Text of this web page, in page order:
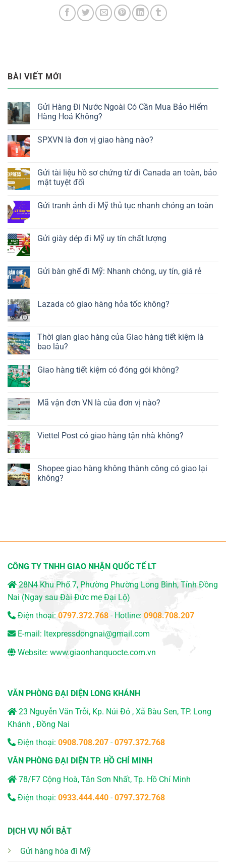
BÀI VIẾT MỚI
Gửi Hàng Đi Nước Ngoài Có Cần Mua Bảo Hiểm
Hàng Hoá Không?
SPXVN là đơn vị giao hàng nào?
Gửi tài liệu hồ sơ chứng từ đi Canada an toàn, bảo
mật tuyệt đối
Gửi tranh ảnh đi Mỹ thủ tục nhanh chóng an toàn
Gửi giày dép đi Mỹ uy tín chất lượng
Gửi bàn ghế đi Mỹ: Nhanh chóng, uy tín, giá rẻ
Lazada có giao hàng hỏa tốc không?
Thời gian giao hàng của Giao hàng tiết kiệm là
bao lâu?
Giao hàng tiết kiệm có đóng gói không?
Mã vận đơn VN là của đơn vị nào?
Viettel Post có giao hàng tận nhà không?
Shopee giao hàng không thành công có giao lại
không?
CÔNG TY TNHH GIAO NHẬN QUỐC TẾ LT
28N4 Khu Phố 7, Phường Phường Long Bình, Tỉnh Đồng
Nai (Ngay sau Đài Đức mẹ Đại Lộ)
Điện thoại: 0797.372.768 - Hotline: 0908.708.207
E-mail: ltexpressdongnai@gmail.com
Website: www.giaonhanquocte.com.vn
VĂN PHÒNG ĐẠI DIỆN LONG KHÁNH
23 Nguyễn Văn Trỗi, Kp. Núi Đỏ , Xã Bàu Sen, TP. Long
Khánh , Đồng Nai
Điện thoại: 0908.708.207 -0797.372.768
VĂN PHÒNG ĐẠI DIỆN TP. HỒ CHÍ MINH
78/F7 Cộng Hoà, Tân Sơn Nhất, Tp. Hồ Chí Minh
Điện thoại: 0933.444.440 -0797.372.768
DỊCH VỤ NỔI BẬT
Gửi hàng hóa đi Mỹ